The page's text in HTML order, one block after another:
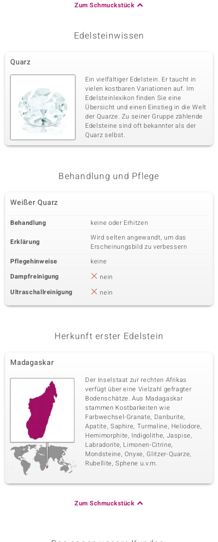
Zum Schmuckstück
Edelsteinwissen
Quarz
Ein vielfältiger Edelstein. Er taucht in
vielen kostbaren Variationen auf. Im
Edelsteinlexikon finden Sie eine
Übersicht und einen Einstieg in die Welt
der Quarze. Zu seiner Gruppe zählende
Edelsteine sind oft bekannter als der
Quarz selbst.
Behandlung und Pflege
Weißer Quarz
Behandlung keine oder Erhitzen
Erklärung
Wird selten angewandt, um das
Erscheinungsbild zu verbessern
Pflegehinweise
keine
Dampfreinigung
nein
Ultraschallreinigung
nein
Herkunft erster Edelstein
Madagaskar
Der Inselstaat zur rechten Afrikas
verfügt über eine Vielzahl gefragter
Bodenschätze. Aus Madagaskar
stammen Kostbarkeiten wie
Farbwechsel-Granate, Danburite,
Apatite, Saphire, Turmaline, Heliodore,
Hemimorphite, Indigolithe, Jaspise,
Labradorite, Limonen-Citrine,
Mondsteine, Onyxe, Glitzer-Quarze,
Rubellite, Sphene u.v.m.
Zum Schmuckstück